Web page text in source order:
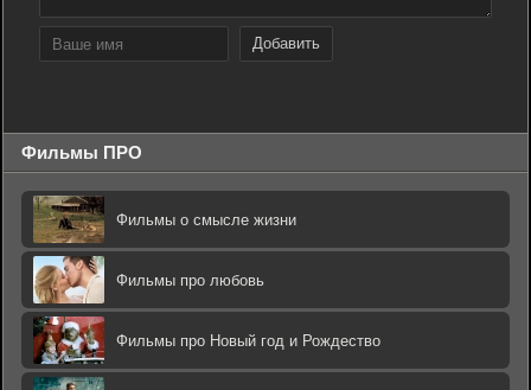
Добавить
Фильмы ПРО
Фильмы о смысле жизни
Фильмы про любовь
Фильмы про Новый год и Рождество